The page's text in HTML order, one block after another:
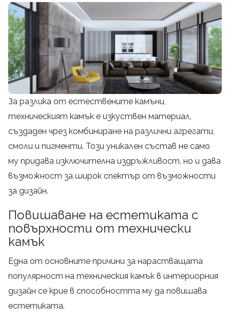
За разлика от естествените камъни,
техническият камък е изкуствен материал,
създаден чрез комбиниране на различни агрегати,
смоли и пигменти. Този уникален състав не само
му придава изключителна издръжливост, но и дава
възможност за широк спектър от възможности
за дизайн.
Повишаване на естетиката с
повърхности от технически
камък
Една от основните причини за нарастващата
популярност на техническия камък в интериорния
дизайн се крие в способността му да повишава
естетиката.